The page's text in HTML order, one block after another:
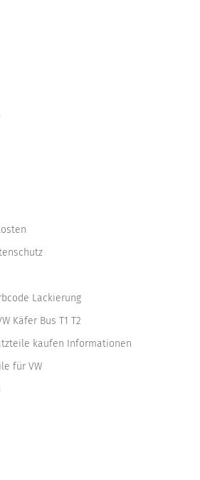
Lackierung
Käfer Bus T1 T2
kaufen Informationen
für VW